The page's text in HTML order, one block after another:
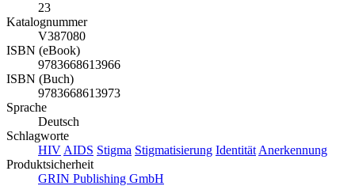
23
Katalognummer
V387080
ISBN (eBook)
9783668613966
ISBN (Buch)
9783668613973
Sprache
Deutsch
Schlagworte
HIV AIDS Stigma Stigmatisierung Identität Anerkennung
Produktsicherheit
GRIN Publishing GmbH